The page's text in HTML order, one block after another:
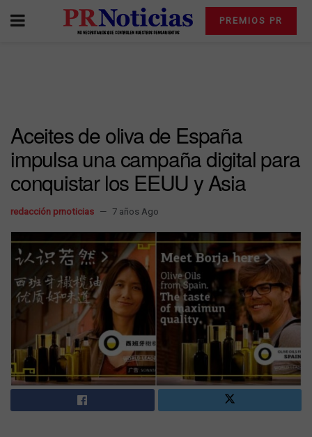
PREMIOS PR
Aceites de oliva de España
impulsa una campaña digital para
conquistar los EEUU y Asia
redacción prnoticias 7 años Ago